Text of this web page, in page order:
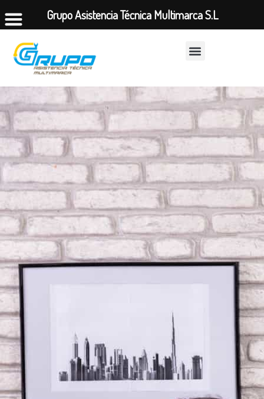
Grupo Asistencia Técnica Multimarca S.L